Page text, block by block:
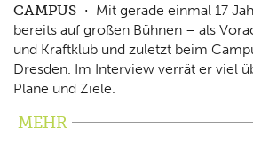
CAMPUS
Mit gerade einmal 17
bereits auf großen Bühnen – als
und Kraftklub und zuletzt beim
Dresden. Im Interview verrät er viel
Pläne und Ziele.
MEHR